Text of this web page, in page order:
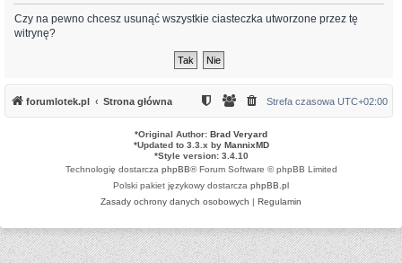
Czy na pewno chcesz usunąć wszystkie ciasteczka utworzone przez tę
witrynę?
forumlotek.pl Strona główna Strefa czasowa UTC+02:00
*Original Author: Brad Veryard
*Updated to 3.3.x by MannixMD
*Style version: 3.4.10
Technologię dostarcza phpBB® Forum Software © phpBB Limited
Polski pakiet językowy dostarcza phpBB.pl
Zasady ochrony danych osobowych | Regulamin